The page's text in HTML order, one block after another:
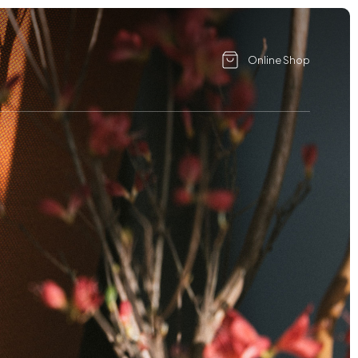
Online Shop